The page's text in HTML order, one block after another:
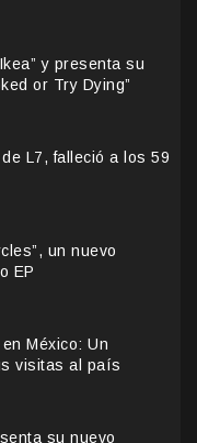
y presenta su
or Try Dying”
L7, falleció a los 59
un nuevo
EP
México: Un
visitas al país
su nuevo